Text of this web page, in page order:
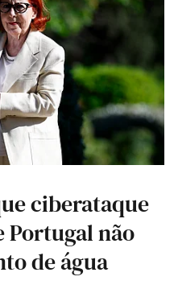
ciberataque
Portugal não
de água